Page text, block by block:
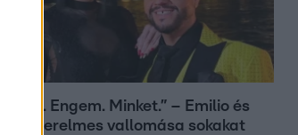
„Téged. Engem. Minket.” – Emilio és
Tina szerelmes vallomása sokakat